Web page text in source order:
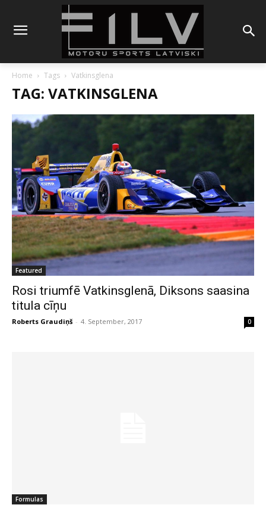
Home Tags Vatkinsglena
TAG: VATKINSGLENA
Featured
Rosi triumfē Vatkinsglenā, Diksons saasina
titula cīņu
Roberts Graudiņš - 4. September, 2017 0
Formulas